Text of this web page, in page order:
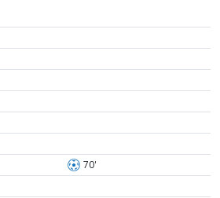
70'